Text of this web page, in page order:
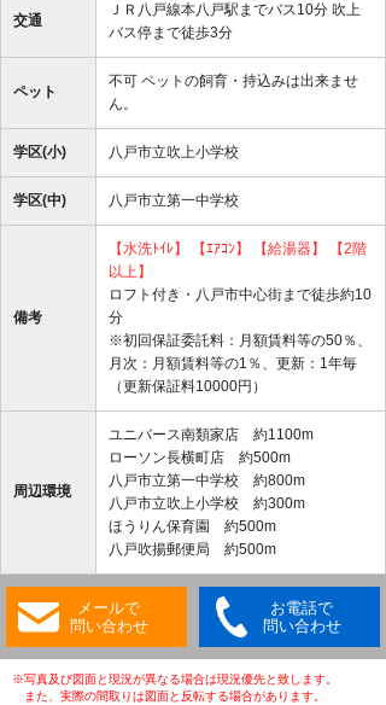
交通
ＪＲ八戸線本八戸駅までバス10分 吹上
バス停まで徒歩3分
ペット
不可 ペットの飼育・持込みは出来ませ
ん。
学区(小) 八戸市立吹上小学校
学区(中) 八戸市立第一中学校
備考
【水洗ﾄｲﾚ】 【ｴｱｺﾝ】 【給湯器】
【2階
以上】
ロフト付き・八戸市中心街まで徒歩約10
分
※初回保証委託料：月額賃料等の50％、
月次：月額賃料等の1％、更新：1年毎
（更新保証料10000円）
周辺環境
ユニバース南類家店 約1100m
ローソン長横町店 約500m
八戸市立第一中学校 約800m
八戸市立吹上小学校 約300m
ほうりん保育園 約500m
八戸吹揚郵便局 約500m
メールで
問い合わせ
お電話で
問い合わせ
※写真及び図面と現況が異なる場合は現況優先と致します。
また、実際の間取りは図面と反転する場合があります。